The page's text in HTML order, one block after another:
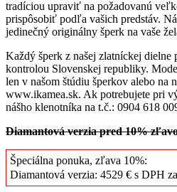
tradíciou upraviť na požadovanú
prispôsobiť podľa vašich predstáv.
jedinečný originálny šperk na vaše
Každý šperk z našej zlatníckej dielne
kontrolou Slovenskej republiky.
len v našom štúdiu šperkov alebo na
www.ikamea.sk. Ak potrebujete pri
nášho klenotníka na t.č.: 0904 618
Diamantová verzia pred 10%
Špeciálna ponuka, zľava 10%:
Diamantová verzia: 4529 € s DPH